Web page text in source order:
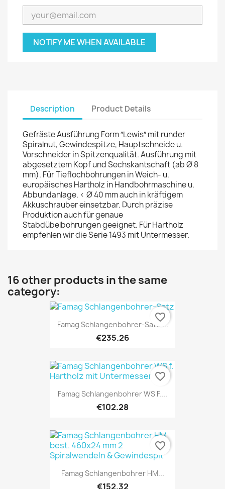
NOTIFY ME WHEN AVAILABLE
Description Product Details
Gefräste Ausführung Form ″Lewis″ mit runder
Spiralnut, Gewindespitze, Hauptschneide u.
Vorschneider in Spitzenqualität. Ausführung mit
abgesetztem Kopf und Sechskantschaft (ab Ø 8
mm). Für Tieflochbohrungen in Weich- u.
europäisches Hartholz in Handbohrmaschine u.
Abbundanlage. < Ø 40 mm auch in kräftigem
Akkuschrauber einsetzbar. Durch präzise
Produktion auch für genaue
Stabdübelbohrungen geeignet. Für Hartholz
empfehlen wir die Serie 1493 mit Untermesser.
16 other products in the same
category:
Famag Schlangenbohrer-Satz,...
€235.26
favorite_border
Famag Schlangenbohrer WS F....
€102.28
favorite_border
Famag Schlangenbohrer HM...
€152.32
favorite_border